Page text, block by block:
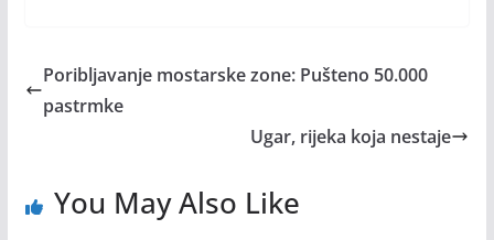
Poribljavanje mostarske zone: Pušteno 50.000
pastrmke
Ugar, rijeka koja nestaje
You May Also Like